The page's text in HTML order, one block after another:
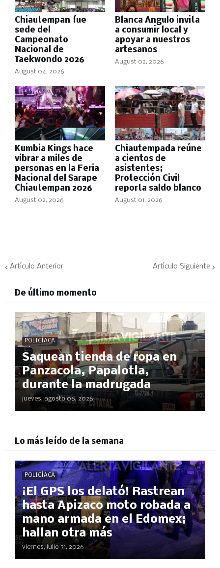
Chiautempan fue
sede del
Campeonato
Nacional de
Taekwondo 2026
August 04, 2026
Blanca Angulo invita
a consumir local y
apoyar a nuestros
artesanos
August 02, 2026
Kumbia Kings hace
vibrar a miles de
personas en la Feria
Nacional del Sarape
Chiautempan 2026
August 02, 2026
Chiautempada reúne
a cientos de
asistentes;
Protección Civil
reporta saldo blanco
August 01, 2026
Artículo Anterior Artículo Siguiente
De último momento
POLICÍACA
Saquean tienda de ropa en
Panzacola, Papalotla,
durante la madrugada
jueves, agosto 06, 2026
Lo más leído de la semana
POLICÍACA
¡El GPS los delató! Rastrean
hasta Apizaco moto robada a
mano armada en el Edomex;
hallan otra más
viernes, julio 31, 2026